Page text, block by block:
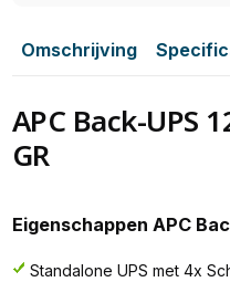
Omschrijving
APC Back-UPS
GR
Eigenschappen APC
Standalone UPS met 4x